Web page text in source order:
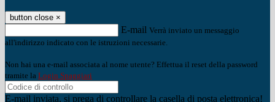
button close ×
E-mail Verrà inviato un messaggio
all'indirizzo indicato con le istruzioni necessarie.
Non hai una e-mail associata al nome utente? Effettua il reset della password
tramite la Login Spaggiari
E-mail inviata, si prega di controllare la casella di posta elettronica!